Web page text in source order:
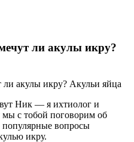
ли акулы икру?
Ник — я ихтиолог и
мы с тобой поговорим об
популярные вопросы
икру.